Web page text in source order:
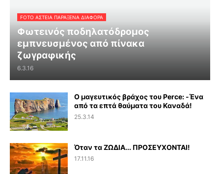
FOTO ΑΣΤΕΙΑ ΠΑΡΑΞΕΝΑ ΔΙΑΦΟΡΑ
Φωτεινός ποδηλατόδρομος
εμπνευσμένος από πίνακα
ζωγραφικής
6.3.16
Ο μαγευτικός βράχος του Perce: -Ένα
από τα επτά θαύματα του Καναδά!
25.3.14
Όταν τα ΖΩΔΙΑ... ΠΡΟΣΕΥΧΟΝΤΑΙ!
17.11.16